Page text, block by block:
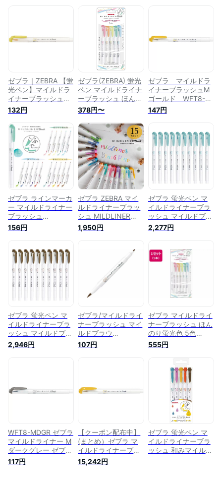
ゼブラ｜ZEBRA 【蛍
光ペン】マイルドラ
イナーブラッシュ蛍
光マイルドレモンイ
エロー WFT8-MLY
132円
ゼブラ(ZEBRA) 蛍光
ペン マイルドライナ
ーブラッシュ ほんの
り蛍光色5色 WFT8-
5C-N
378円〜
ゼブラ マイルドラ
イナーブラッシュM
ゴールド WFT8-
MGO
147円
ゼブラ ラインマーカ
ー マイルドライナー
ブラッシュ
（WFT8）【ZEBRA
MILDLINER Brush ラ
156円
ゼブラ ZEBRA マイ
ルドライナーブラッ
シュ MILDLINER
Brush 15色セット マ
ーカー WFT8-5C-
WFT8-5C-NC-N
1,950円
ゼブラ 蛍光ペン マ
イルドライナーブラ
ッシュ マイルドブル
ー 10本 B-WFT8-
MBL
2,277円
ゼブラ 蛍光ペン マ
イルドライナーブラ
ッシュ マイルドブラ
ウン 10本 B-WFT8-
ME
2,946円
ゼブラ/マイルドライ
ナーブラッシュ マイ
ルドブラウ
ン/WFT8-ME 使いき
りタイプ 蛍光ペン
107円
ゼブラ マイルドライ
ナーブラッシュ ほん
のり蛍光色 5色
WFT8-5C
555円
WFT8-MDGR ゼブラ
マイルドライナー М
ダークグレー ゼブラ
4901681425419
117円
【クーポン配布中】
(まとめ）ゼブラ マ
イルドライナーブラ
ッシュ Mゴールド
WFT8-MGO 【×100
15,242円
ゼブラ 蛍光ペン マ
イルドライナーブラ
ッシュ 和みマイルド